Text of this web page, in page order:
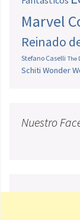
Marvel
Reinado
Stefano Caselli The
Schiti Wonder
Nuestro